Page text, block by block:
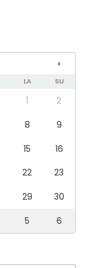
›
LA SU
1
2
8
9
15
16
22
23
29
30
5 6